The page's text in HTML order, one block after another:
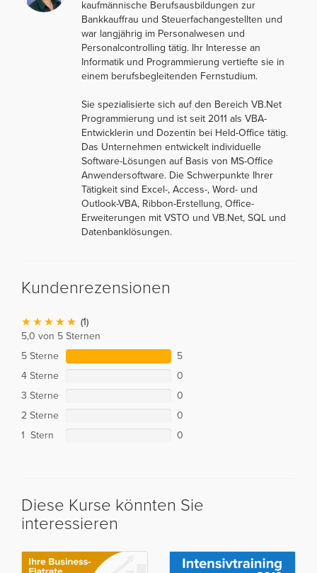
kaufmännische Berufsausbildungen zur
Bankkauffrau und Steuerfachangestellten und
war langjährig im Personalwesen und
Personalcontrolling tätig. Ihr Interesse an
Informatik und Programmierung vertiefte sie in
einem berufsbegleitenden Fernstudium.
Sie spezialisierte sich auf den Bereich VB.Net
Programmierung und ist seit 2011 als VBA-
Entwicklerin und Dozentin bei Held-Office tätig.
Das Unternehmen entwickelt individuelle
Software-Lösungen auf Basis von MS-Office
Anwendersoftware. Die Schwerpunkte Ihrer
Tätigkeit sind Excel-, Access-, Word- und
Outlook-VBA, Ribbon-Erstellung, Office-
Erweiterungen mit VSTO und VB.Net, SQL und
Datenbanklösungen.
Kundenrezensionen
(1)
5,0 von 5 Sternen
5 Sterne
5
4 Sterne
0
3 Sterne
0
2 Sterne
0
1 Stern
0
Diese Kurse könnten Sie
interessieren